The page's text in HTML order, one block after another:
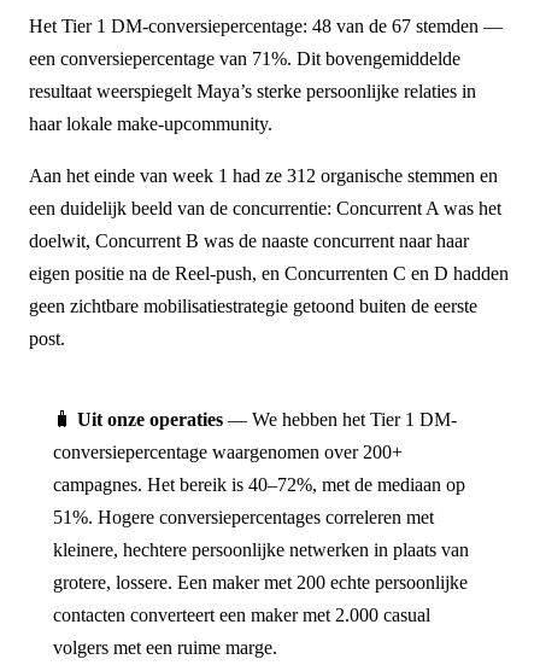
Het Tier 1 DM-conversiepercentage: 48 van de 67 stemden —
een conversiepercentage van 71%. Dit bovengemiddelde
resultaat weerspiegelt Maya’s sterke persoonlijke relaties in
haar lokale make-upcommunity.
Aan het einde van week 1 had ze 312 organische stemmen en
een duidelijk beeld van de concurrentie: Concurrent A was het
doelwit, Concurrent B was de naaste concurrent naar haar
eigen positie na de Reel-push, en Concurrenten C en D hadden
geen zichtbare mobilisatiestrategie getoond buiten de eerste
post.
🧳 Uit onze operaties — We hebben het Tier 1 DM-
conversiepercentage waargenomen over 200+
campagnes. Het bereik is 40–72%, met de mediaan op
51%. Hogere conversiepercentages correleren met
kleinere, hechtere persoonlijke netwerken in plaats van
grotere, lossere. Een maker met 200 echte persoonlijke
contacten converteert een maker met 2.000 casual
volgers met een ruime marge.